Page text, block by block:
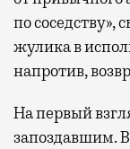
по соседству»,
жулика в
напротив,
На первый
запоздавшим.